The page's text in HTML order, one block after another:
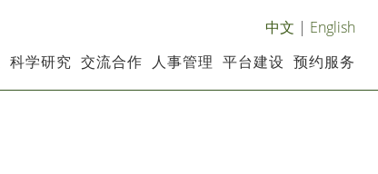
中文 | English
科学研究 交流合作 人事管理 平台建设 预约服务